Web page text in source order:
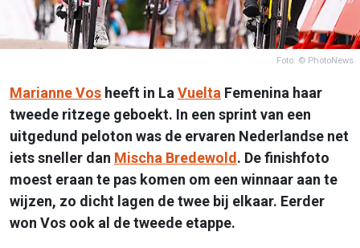
Foto: © PhotoNews
Marianne Vos heeft in La Vuelta Femenina haar
tweede ritzege geboekt. In een sprint van een
uitgedund peloton was de ervaren Nederlandse net
iets sneller dan Mischa Bredewold. De finishfoto
moest eraan te pas komen om een winnaar aan te
wijzen, zo dicht lagen de twee bij elkaar. Eerder
won Vos ook al de tweede etappe.